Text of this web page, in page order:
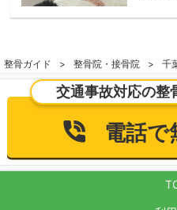
整骨ガイド 整骨院・接骨院 千
交通事故対応の整
電話で